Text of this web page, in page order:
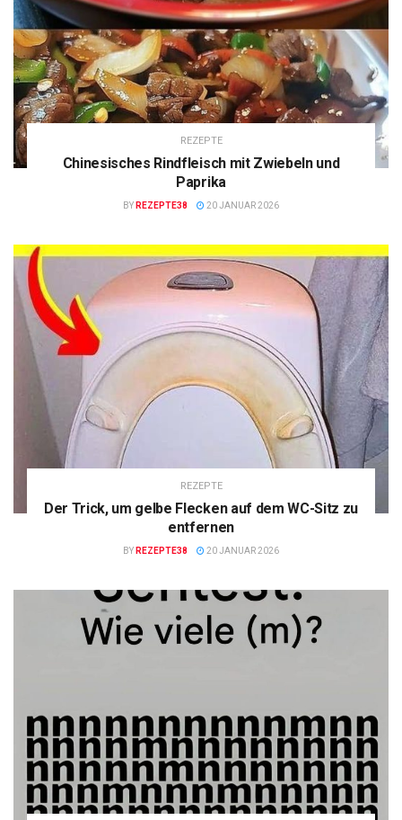
REZEPTE
Chinesisches Rindfleisch mit Zwiebeln und
Paprika
BY REZEPTE38 20 JANUAR 2026
REZEPTE
Der Trick, um gelbe Flecken auf dem WC-Sitz zu
entfernen
BY REZEPTE38 20 JANUAR 2026